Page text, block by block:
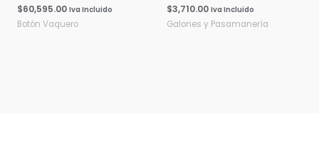
$60,595.00 Iva Incluido
Botón Vaquero
$3,710.00 Iva Incluido
Galones y Pasamanería